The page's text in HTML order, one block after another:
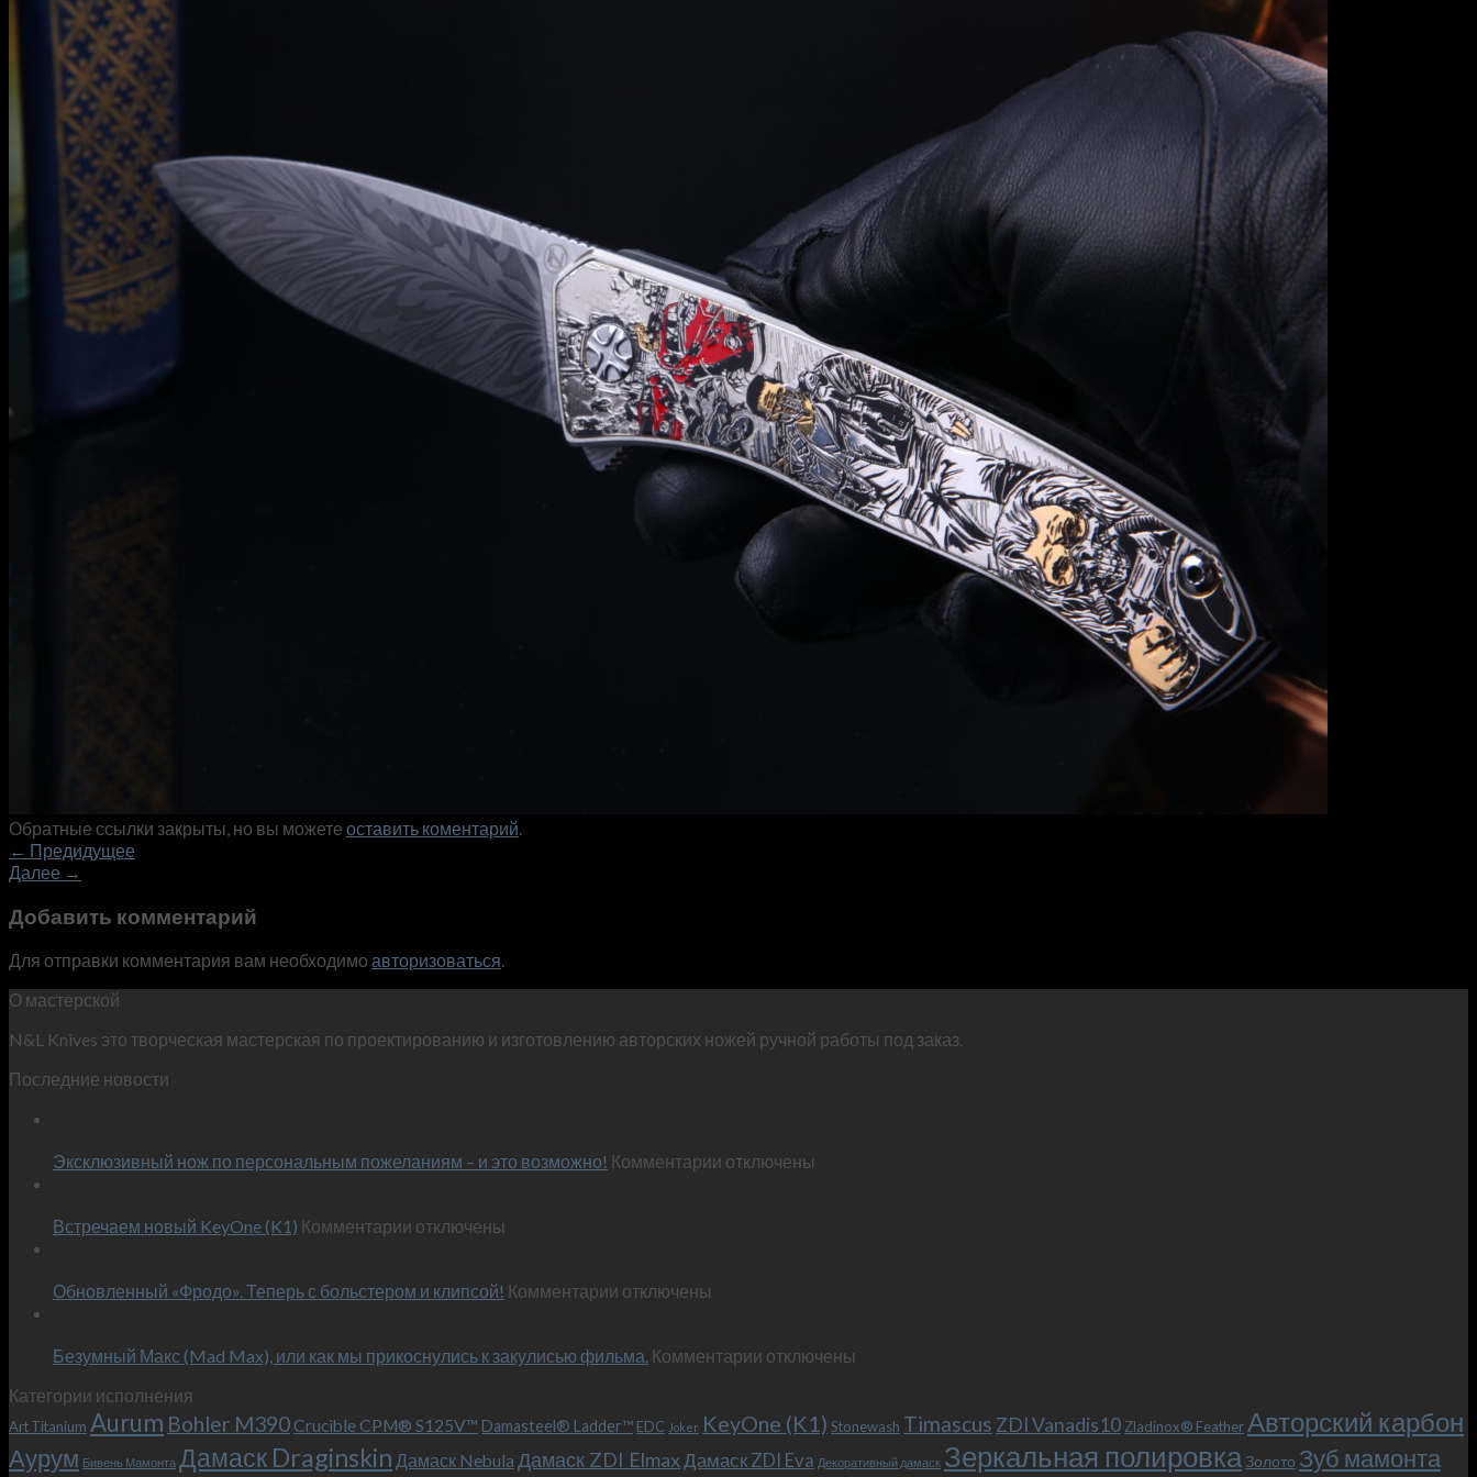
Информация
Уход и обслуживание
О мастерской
Контакты
Гарантия
English
RUB 0
Корзина пуста.
Корзина
Корзина пуста.
Обратные ссылки закрыты, но вы можете оставить коментарий.
← Предидущее
Далее →
Добавить комментарий
Для отправки комментария вам необходимо авторизоваться.
О мастерской
N&L Knives это творческая мастерская по проектированию и изготовлению авторских ножей ручной работы под заказ.
Последние новости
Эксклюзивный нож по персональным пожеланиям – и это возможно! Комментарии к
это
отключены
Встречаем новый KeyOne (K1) Комментарии к
новый
отключены
Обновленный «Фродо». Теперь с больстером и клипсой! Комментарии к
«Фродо».
больстером
клипсой!
отключены
Безумный Макс (Mad Max), или как мы прикоснулись к закулисью фильма. Комментарии к
Макс
Max),
отключены
Категории исполнения
Art Titanium Aurum Bohler M390Crucible CPM® S125V™ Damasteel® Ladder™ EDC Joker KeyOne (K1) Stonewash Timascus ZDI Vanadis10 Zladinox® FeatherАвторский карбон
Аурум Бивень Мамонта Дамаск Draginskin Дамаск Nebula Дамаск ZDI ElmaxДамаск ZDI Eva Декоративный дамаск Зеркальная полировка Золото Зуб мамонта